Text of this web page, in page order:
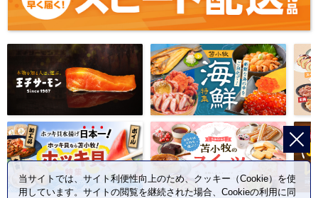
当サイトでは、サイト利便性向上のため、クッキー（Cookie）を使
用しています。サイトの閲覧を継続された場合、Cookieの利用に同